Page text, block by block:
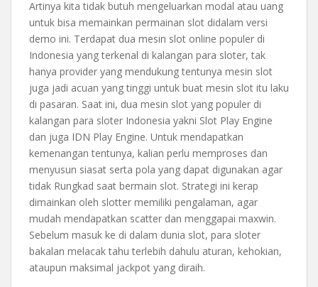
Artinya kita tidak butuh mengeluarkan modal atau uang
untuk bisa memainkan permainan slot didalam versi
demo ini. Terdapat dua mesin slot online populer di
Indonesia yang terkenal di kalangan para sloter, tak
hanya provider yang mendukung tentunya mesin slot
juga jadi acuan yang tinggi untuk buat mesin slot itu laku
di pasaran. Saat ini, dua mesin slot yang populer di
kalangan para sloter Indonesia yakni Slot Play Engine
dan juga IDN Play Engine. Untuk mendapatkan
kemenangan tentunya, kalian perlu memproses dan
menyusun siasat serta pola yang dapat digunakan agar
tidak Rungkad saat bermain slot. Strategi ini kerap
dimainkan oleh slotter memiliki pengalaman, agar
mudah mendapatkan scatter dan menggapai maxwin.
Sebelum masuk ke di dalam dunia slot, para sloter
bakalan melacak tahu terlebih dahulu aturan, kehokian,
ataupun maksimal jackpot yang diraih.